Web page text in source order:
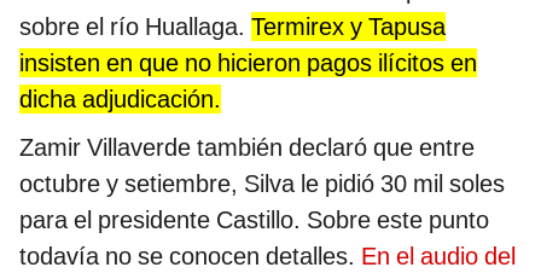
sobre el río Huallaga. Termirex y Tapusa
insisten en que no hicieron pagos ilícitos en
dicha adjudicación.
Zamir Villaverde también declaró que entre
octubre y setiembre, Silva le pidió 30 mil soles
para el presidente Castillo. Sobre este punto
todavía no se conocen detalles. En el audio del